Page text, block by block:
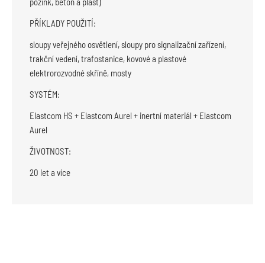
PŘÍKLADY POUŽITÍ:
sloupy veřejného osvětlení, sloupy pro signalizační zařízení,
trakční vedení, trafostanice, kovové a plastové
elektrorozvodné skříně, mosty
SYSTÉM:
Elastcom HS + Elastcom Aurel + inertní materiál + Elastcom
Aurel
ŽIVOTNOST:
20 let a více